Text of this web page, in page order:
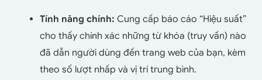
Tính năng chính: Cung cấp báo cáo “Hiệu suất”
cho thấy chính xác những từ khóa (truy vấn) nào
đã dẫn người dùng đến trang web của bạn, kèm
theo số lượt nhấp và vị trí trung bình.